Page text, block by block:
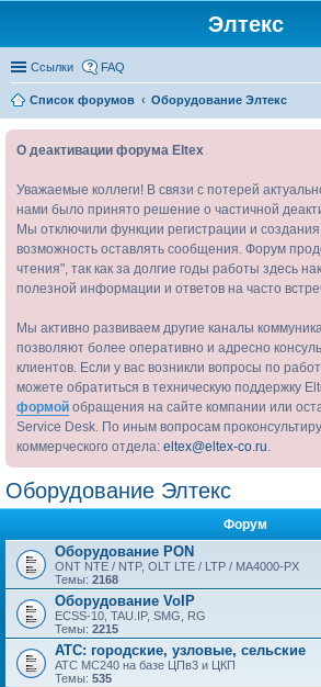
Элтекс
Ссылки FAQ
Список форумов
Оборудование Элтекс
О деактивации форума Eltex
Уважаемые коллеги! В связи с потерей
нами было принято решение о частичной
Мы отключили функции регистрации и
возможность оставлять сообщения. Форум
чтения", так как за долгие годы работы здесь
полезной информации и ответов на часто
Мы активно развиваем другие каналы
позволяют более оперативно и адресно
клиентов. Если у вас возникли вопросы по
можете обратиться в техническую поддержку
формой обращения на сайте компании или
Service Desk. По иным вопросам
коммерческого отдела: eltex@eltex-co.ru.
Оборудование Элтекс
Форум
Оборудование PON
ONT NTE / NTP, OLT LTE / LTP / MA4000-PX
Темы: 2168
Оборудование VoIP
ECSS-10, TAU.IP, SMG, RG
Темы: 2215
АТС: городские, узловые, сельские
АТС МС240 на базе ЦПв3 и ЦКП
Темы: 535